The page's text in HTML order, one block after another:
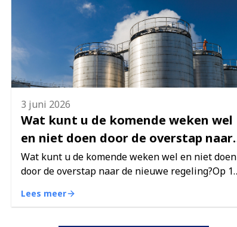
3 juni 2026
Wat kunt u de komende weken wel
en niet doen door de overstap naar
de nieuwe regeling?
Wat kunt u de komende weken wel en niet doen
door de overstap naar de nieuwe regeling?Op 1
pensioenregeling. Met die overstap hebben we
Lees meer